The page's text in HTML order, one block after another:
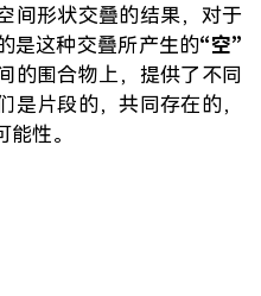
间形状交叠的结果，对于
是这种交叠所产生的“空”
的围合物上，提供了不同
是片段的，共同存在的，
性。